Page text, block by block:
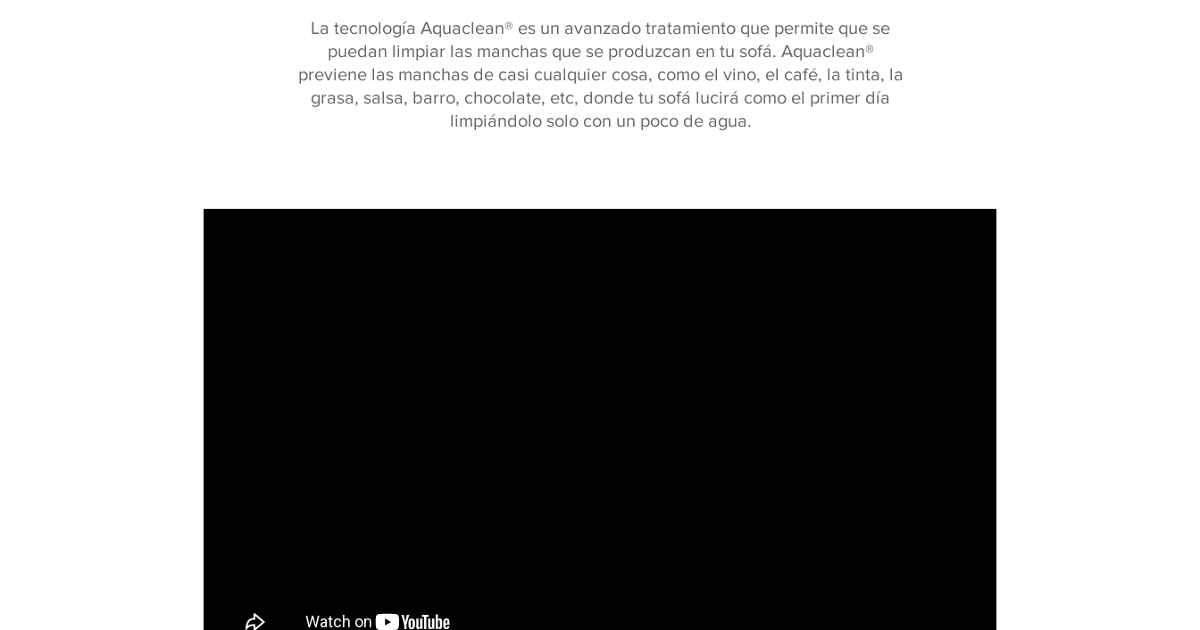
La tecnología Aquaclean® es un avanzado tratamiento que permite que se
puedan limpiar las manchas que se produzcan en tu sofá. Aquaclean®
previene las manchas de casi cualquier cosa, como el vino, el café, la tinta, la
grasa, salsa, barro, chocolate, etc, donde tu sofá lucirá como el primer día
limpiándolo solo con un poco de agua.